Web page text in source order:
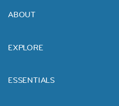
ABOUT
EXPLORE
ESSENTIALS